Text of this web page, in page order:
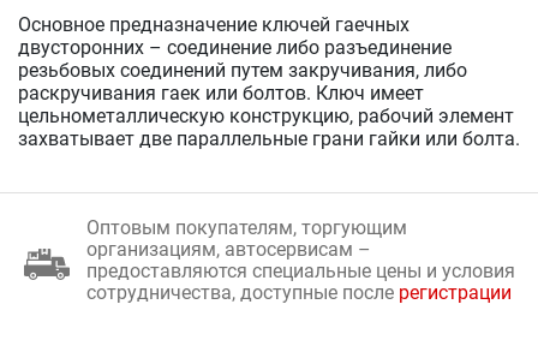
Основное предназначение ключей гаечных
двусторонних – соединение либо разъединение
резьбовых соединений путем закручивания, либо
раскручивания гаек или болтов. Ключ имеет
цельнометаллическую конструкцию, рабочий элемент
захватывает две параллельные грани гайки или болта.
Оптовым покупателям, торгующим
организациям, автосервисам –
предоставляются специальные цены и условия
сотрудничества, доступные после регистрации